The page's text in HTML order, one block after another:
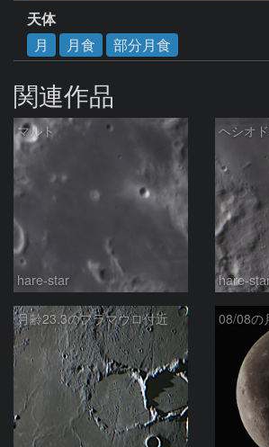
天体
月
月食 部分月食
関連作品
マルト
hare-star
ヘシオ
hare-
月齢23.3のフラマウロ付近 08/08の